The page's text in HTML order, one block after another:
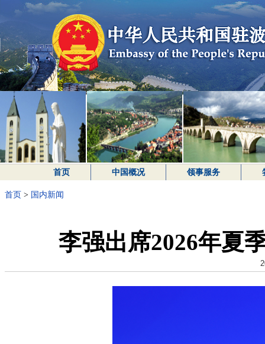
首页 中国概况 领事服务
首页 > 国内新闻
李强出席2026年夏